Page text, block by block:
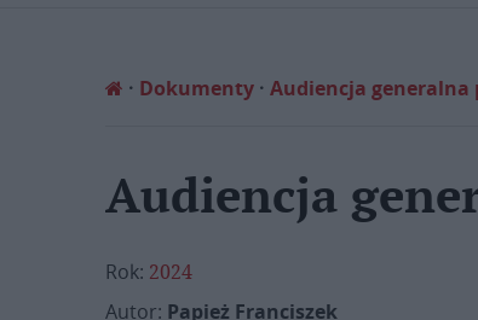
Dokumenty Audiencja generalna
Audiencja
Rok: 2024
Autor: Papież Franciszek